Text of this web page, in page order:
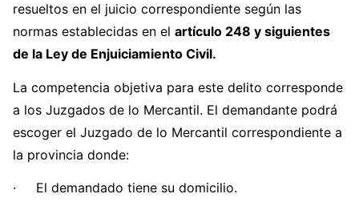
resueltos en el juicio correspondiente según las
normas establecidas en el artículo 248 y siguientes
de la Ley de Enjuiciamiento Civil.
La competencia objetiva para este delito corresponde
a los Juzgados de lo Mercantil. El demandante podrá
escoger el Juzgado de lo Mercantil correspondiente a
la provincia donde:
· El demandado tiene su domicilio.